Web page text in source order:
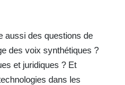
aussi des questions de
des voix synthétiques ?
et juridiques ? Et
dans les